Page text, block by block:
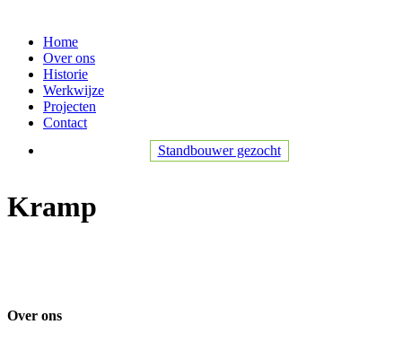
Home
Over ons
Historie
Werkwijze
Projecten
Contact
Standbouwer gezocht
Kramp
Over ons